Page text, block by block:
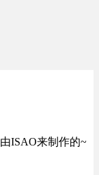
ISAO来制作的~